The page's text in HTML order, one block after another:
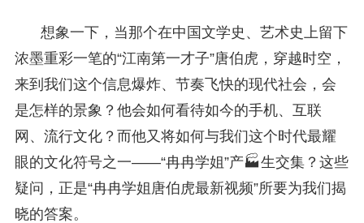
想象一下，当那个在中国文学史、艺术史上留下
浓墨重彩一笔的“江南第一才子”唐伯虎，穿越时空，
来到我们这个信息爆炸、节奏飞快的现代社会，会
是怎样的景象？他会如何看待如今的手机、互联
网、流行文化？而他又将如何与我们这个时代最耀
眼的文化符号之一——“冉冉学姐”产🏭生交集？这些
疑问，正是“冉冉学姐唐伯虎最新视频”所要为我们揭
晓的答案。